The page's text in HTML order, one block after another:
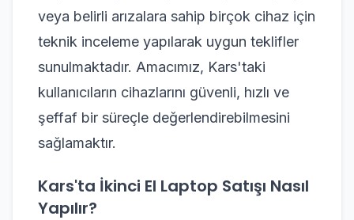
veya belirli arızalara sahip birçok cihaz için
teknik inceleme yapılarak uygun teklifler
sunulmaktadır. Amacımız, Kars'taki
kullanıcıların cihazlarını güvenli, hızlı ve
şeffaf bir süreçle değerlendirebilmesini
sağlamaktır.
Kars'ta İkinci El Laptop Satışı Nasıl
Yapılır?